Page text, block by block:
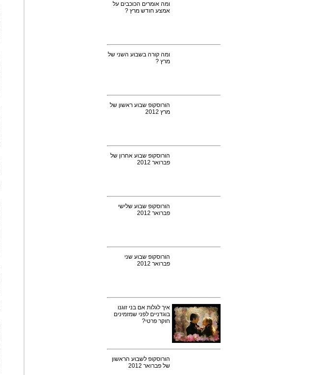
ומה אומרים הכוכבים על
אמצע חודש מרץ ?
ומה קורה בשבוע השני של
מרץ ?
הורוסקופ שבוע ראשון של
מרץ 2012
הורוסקופ שבוע אחרון של
פברואר 2012
הורוסקופ שבוע שלישי
פברואר 2012
הורוסקופ שבוע שני
פברואר 2012
איך לגלות אם בני זוגנו
בוגדניים לפני שמזמינים
חוקר פרטי?
הורוסקופ לשבוע הראשון
של פברואר 2012